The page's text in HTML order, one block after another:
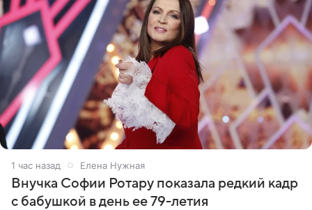
1 час назад Елена Нужная
Внучка Софии Ротару показала редкий кадр
с бабушкой в день ее 79-летия